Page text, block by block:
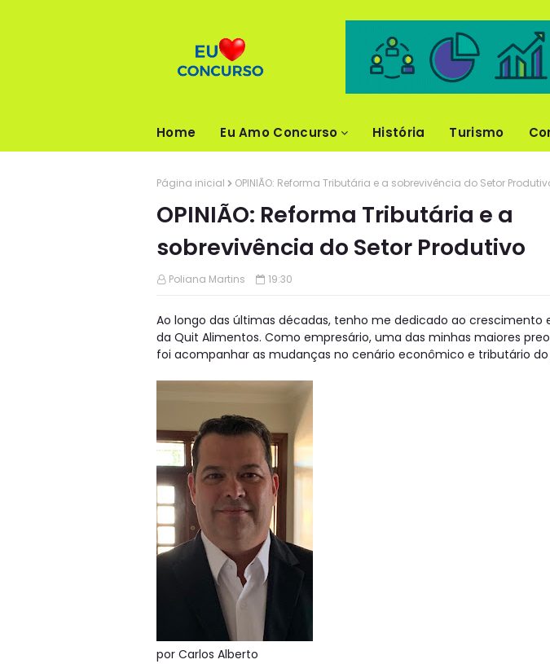
Home Eu Amo Concurso História Turismo
Página inicial OPINIÃO: Reforma Tributária e a sobrevivência do Setor
OPINIÃO: Reforma Tributária e a
sobrevivência do Setor Produtivo
Poliana Martins 19:30
Ao longo das últimas décadas, tenho me dedicado ao crescimento
da Quit Alimentos. Como empresário, uma das minhas maiores
foi acompanhar as mudanças no cenário econômico e tributário do
por Carlos Alberto